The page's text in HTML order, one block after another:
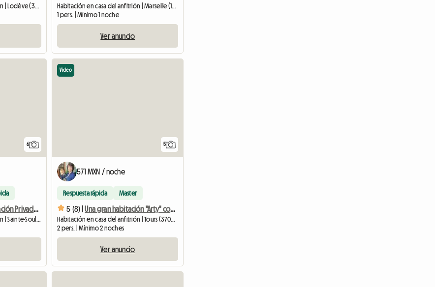
Habitación en casa del anfitrión | Lodève (34700) | 20 M2
Habitación en casa del anfitrión | Marseille (13013) | 30 M2
1 pers. | Mínimo 1 noche
Ver anuncio
6
Hermosa Habitación Privada En Una Casa Nueva
Habitación en casa del anfitrión | Sainte-Soulle (17220) | 11 M2
5
Video
571 MXN / noche
Respuesta rápida Master
5 (8) | Una gran habitación "Arty" con 3 posibles camas.
Habitación en casa del anfitrión | Tours (37000) | 15 M2
2 pers. | Mínimo 2 noches
Ver anuncio